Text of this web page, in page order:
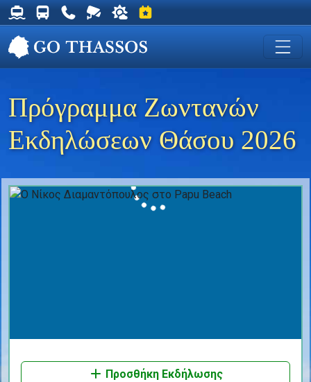
Δρομολόγια Φέρυ για Θάσο
Δρομολόγια Λεωφορείων Θάσου
Χρήσιμα Τηλέφωνα
Ζωντανή Κάμερα στη Χρυσή Ακτή
Ο καιρός στη Θάσο
Εκδηλώσεις στη Θάσο
Πρόγραμμα Ζωντανών
Εκδηλώσεων Θάσου 2026
Προσθήκη Εκδήλωσης